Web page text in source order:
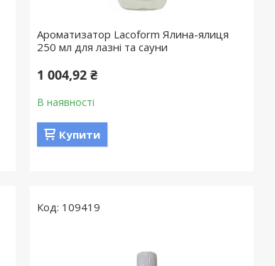
Ароматизатор Lacoform Ялина-ялиця
250 мл для лазні та сауни
1 004,92 ₴
В наявності
Купити
109419